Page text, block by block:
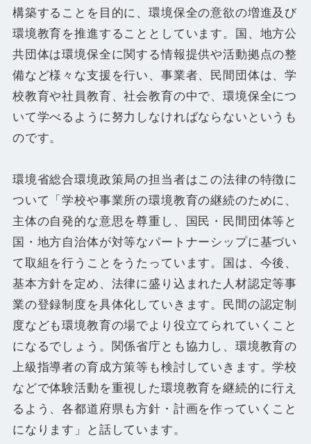
構築することを目的に、環境保全の意欲の増進及び
環境教育を推進することとしています。国、地方公
共団体は環境保全に関する情報提供や活動拠点の整
備など様々な支援を行い、事業者、民間団体は、学
校教育や社員教育、社会教育の中で、環境保全につ
いて学べるように努力しなければならないというも
のです。
環境省総合環境政策局の担当者はこの法律の特徴に
ついて「学校や事業所の環境教育の継続のために、
主体の自発的な意思を尊重し、国民・民間団体等と
国・地方自治体が対等なパートナーシップに基づい
て取組を行うことをうたっています。国は、今後、
基本方針を定め、法律に盛り込まれた人材認定等事
業の登録制度を具体化していきます。民間の認定制
度なども環境教育の場でより役立てられていくこと
になるでしょう。関係省庁とも協力し、環境教育の
上級指導者の育成方策等も検討していきます。学校
などで体験活動を重視した環境教育を継続的に行え
るよう、各都道府県も方針・計画を作っていくこと
になります」と話しています。